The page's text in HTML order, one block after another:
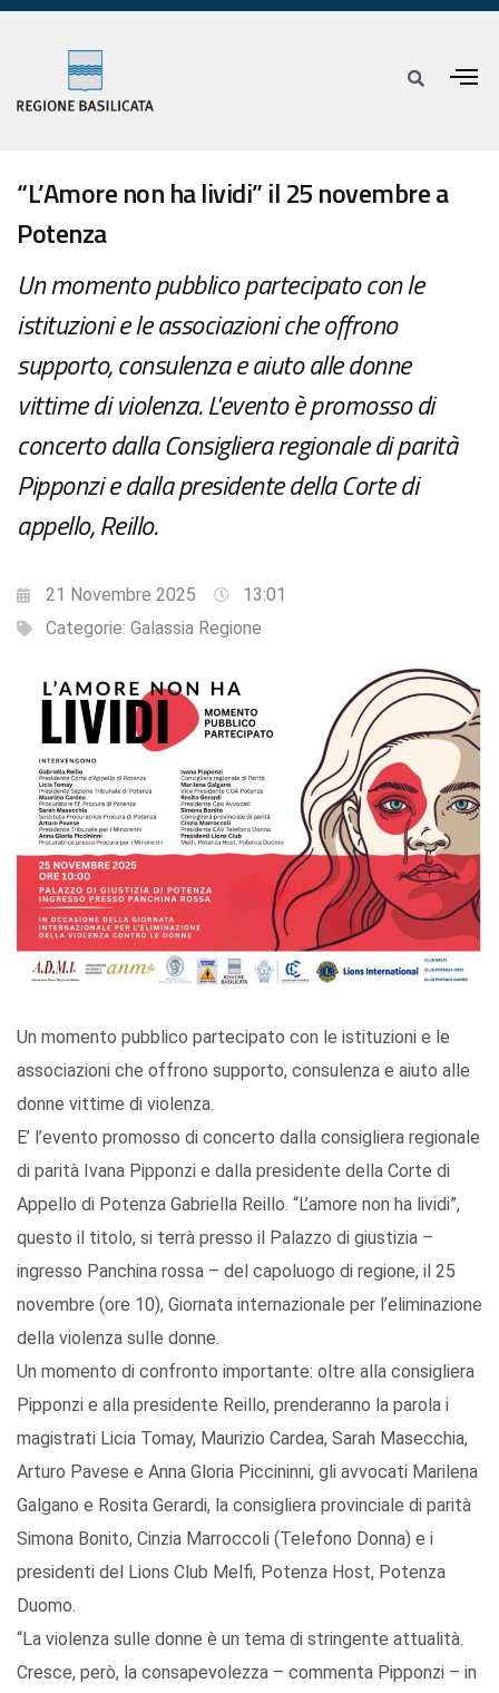
“L’Amore non ha lividi” il 25 novembre a
Potenza
Un momento pubblico partecipato con le
istituzioni e le associazioni che offrono
supporto, consulenza e aiuto alle donne
vittime di violenza. L'evento è promosso di
concerto dalla Consigliera regionale di parità
Pipponzi e dalla presidente della Corte di
appello, Reillo.
21 Novembre 2025
13:01
Categorie: Galassia Regione
Un momento pubblico partecipato con le istituzioni e le
associazioni che offrono supporto, consulenza e aiuto alle
donne vittime di violenza.
E’ l’evento promosso di concerto dalla consigliera regionale
di parità Ivana Pipponzi e dalla presidente della Corte di
Appello di Potenza Gabriella Reillo. “L’amore non ha lividi”,
questo il titolo, si terrà presso il Palazzo di giustizia –
ingresso Panchina rossa – del capoluogo di regione, il 25
novembre (ore 10), Giornata internazionale per l’eliminazione
della violenza sulle donne.
Un momento di confronto importante: oltre alla consigliera
Pipponzi e alla presidente Reillo, prenderanno la parola i
magistrati Licia Tomay, Maurizio Cardea, Sarah Masecchia,
Arturo Pavese e Anna Gloria Piccininni, gli avvocati Marilena
Galgano e Rosita Gerardi, la consigliera provinciale di parità
Simona Bonito, Cinzia Marroccoli (Telefono Donna) e i
presidenti del Lions Club Melfi, Potenza Host, Potenza
Duomo.
“La violenza sulle donne è un tema di stringente attualità.
Cresce, però, la consapevolezza – commenta Pipponzi – in